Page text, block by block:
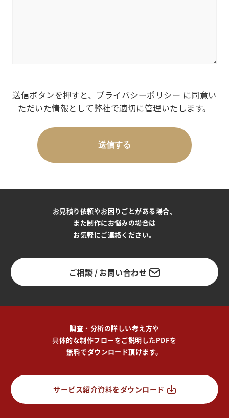
送信ボタンを押すと、 プライバシーポリシー に同意い
ただいた情報として弊社で適切に管理いたします。
お見積り依頼やお困りごとがある場合、
また制作にお悩みの場合は
お気軽にご連絡ください。
ご相談 / お問い合わせ
調査・分析の詳しい考え方や
具体的な制作フローをご説明したPDFを
無料でダウンロード頂けます。
サービス紹介資料をダウンロード